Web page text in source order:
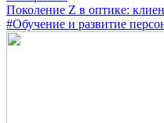
Поколение Z в оптике:
#Обучение и развитие